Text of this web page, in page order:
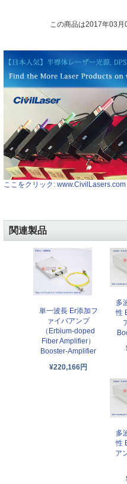
この商品は2017年03月
ここをクリック: www.CivilLasers.com
関連製品
単一波長 Er添加フ
ァイバアンプ
（Erbium-doped
Fiber Amplifier）
Booster-Amplifier
¥220,166円
多
性
多
性
ア